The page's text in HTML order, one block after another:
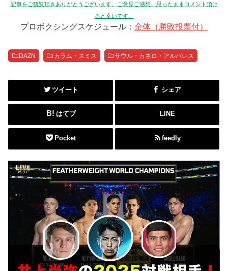
記事をご観覧頂きありがとうございます。ご意見ご感想、思ったままコメント頂け
ると幸いです。
プロボクシングスケジュール： 全体（勝敗投票付）
DAZN カラム・スミス サウル・カネロ・アルバレス
ツイート シェア
はてブ LINE
Pocket feedly